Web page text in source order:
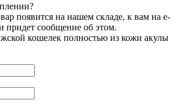
появится на нашем складе, к вам на e-
придет сообщение об этом.
кошелек полностью из кожи акулы